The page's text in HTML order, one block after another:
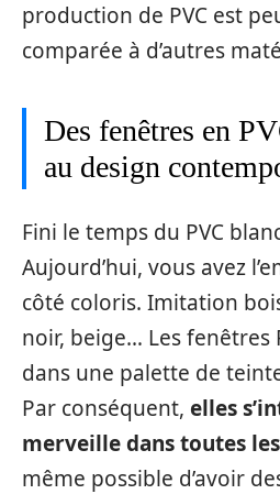
production de PVC est
comparée à d’autres
Des fenêtres en
au design
Fini le temps du PVC
Aujourd’hui, vous avez
côté coloris. Imitation
noir, beige… Les fenêtres
dans une palette de
Par conséquent, elles
merveille dans toutes
même possible d’avoir